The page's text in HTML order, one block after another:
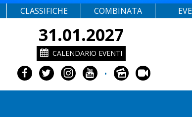
CLASSIFICHE COMBINATA
31.01.2027
CALENDARIO EVENTI
•